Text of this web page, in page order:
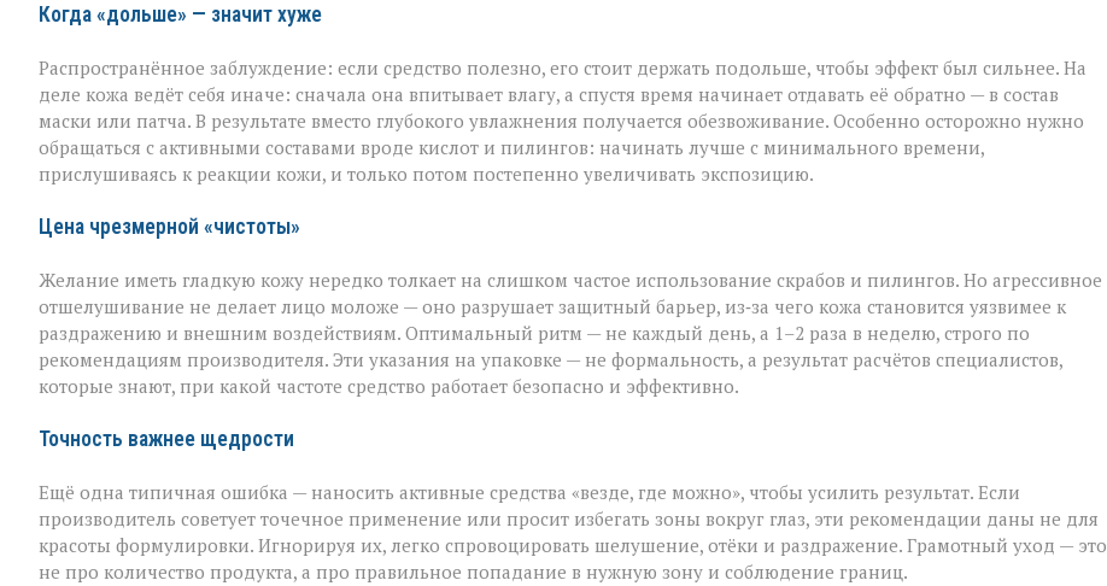
о
скрытых
ошибках
в
уходе
Когда «дольше» — значит хуже
Распространённое заблуждение: если средство полезно, его стоит держать подольше, чтобы эффект был сильнее. На
деле кожа ведёт себя иначе: сначала она впитывает влагу, а спустя время начинает отдавать её обратно — в состав
маски или патча. В результате вместо глубокого увлажнения получается обезвоживание. Особенно осторожно нужно
обращаться с активными составами вроде кислот и пилингов: начинать лучше с минимального времени,
прислушиваясь к реакции кожи, и только потом постепенно увеличивать экспозицию.
Цена чрезмерной «чистоты»
Желание иметь гладкую кожу нередко толкает на слишком частое использование скрабов и пилингов. Но агрессивное
отшелушивание не делает лицо моложе — оно разрушает защитный барьер, из‑за чего кожа становится уязвимее к
раздражению и внешним воздействиям. Оптимальный ритм — не каждый день, а 1–2 раза в неделю, строго по
рекомендациям производителя. Эти указания на упаковке — не формальность, а результат расчётов специалистов,
которые знают, при какой частоте средство работает безопасно и эффективно.
Точность важнее щедрости
Ещё одна типичная ошибка — наносить активные средства «везде, где можно», чтобы усилить результат. Если
производитель советует точечное применение или просит избегать зоны вокруг глаз, эти рекомендации даны не для
красоты формулировки. Игнорируя их, легко спровоцировать шелушение, отёки и раздражение. Грамотный уход — это
не про количество продукта, а про правильное попадание в нужную зону и соблюдение границ.